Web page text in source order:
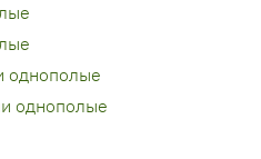
однополые
однополые